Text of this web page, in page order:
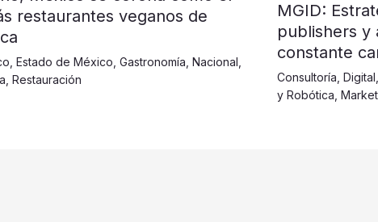
restaurantes veganos de
Estado de México Gastronomía Nacional
Restauración
MGID:
publishers y
constante
Consultoría Digital
y Robótica